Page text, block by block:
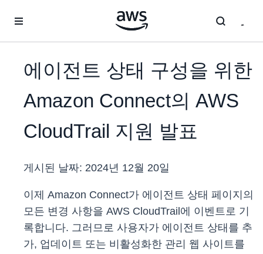
에이전트 상태 구성을 위한
Amazon Connect의 AWS
CloudTrail 지원 발표
게시된 날짜: 2024년 12월 20일
이제 Amazon Connect가 에이전트 상태 페이지의
모든 변경 사항을 AWS CloudTrail에 이벤트로 기
록합니다. 그러므로 사용자가 에이전트 상태를 추
가, 업데이트 또는 비활성화한 관리 웹 사이트를